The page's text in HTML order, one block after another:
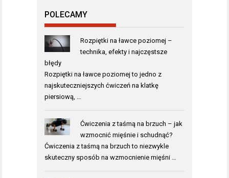
POLECAMY
Rozpiętki na ławce poziomej –
technika, efekty i najczęstsze
błędy
Rozpiętki na ławce poziomej to jedno z
najskuteczniejszych ćwiczeń na klatkę
piersiową, …
Ćwiczenia z taśmą na brzuch – jak
wzmocnić mięśnie i schudnąć?
Ćwiczenia z taśmą na brzuch to niezwykle
skuteczny sposób na wzmocnienie mięśni …